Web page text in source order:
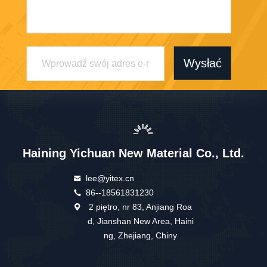
Wysłać
Haining Yichuan New Material Co., Ltd.
lee@yitex.cn
86--18561831230
2 piętro, nr 83, Anjiang Roa
d, Jianshan New Area, Haini
ng, Zhejiang, Chiny